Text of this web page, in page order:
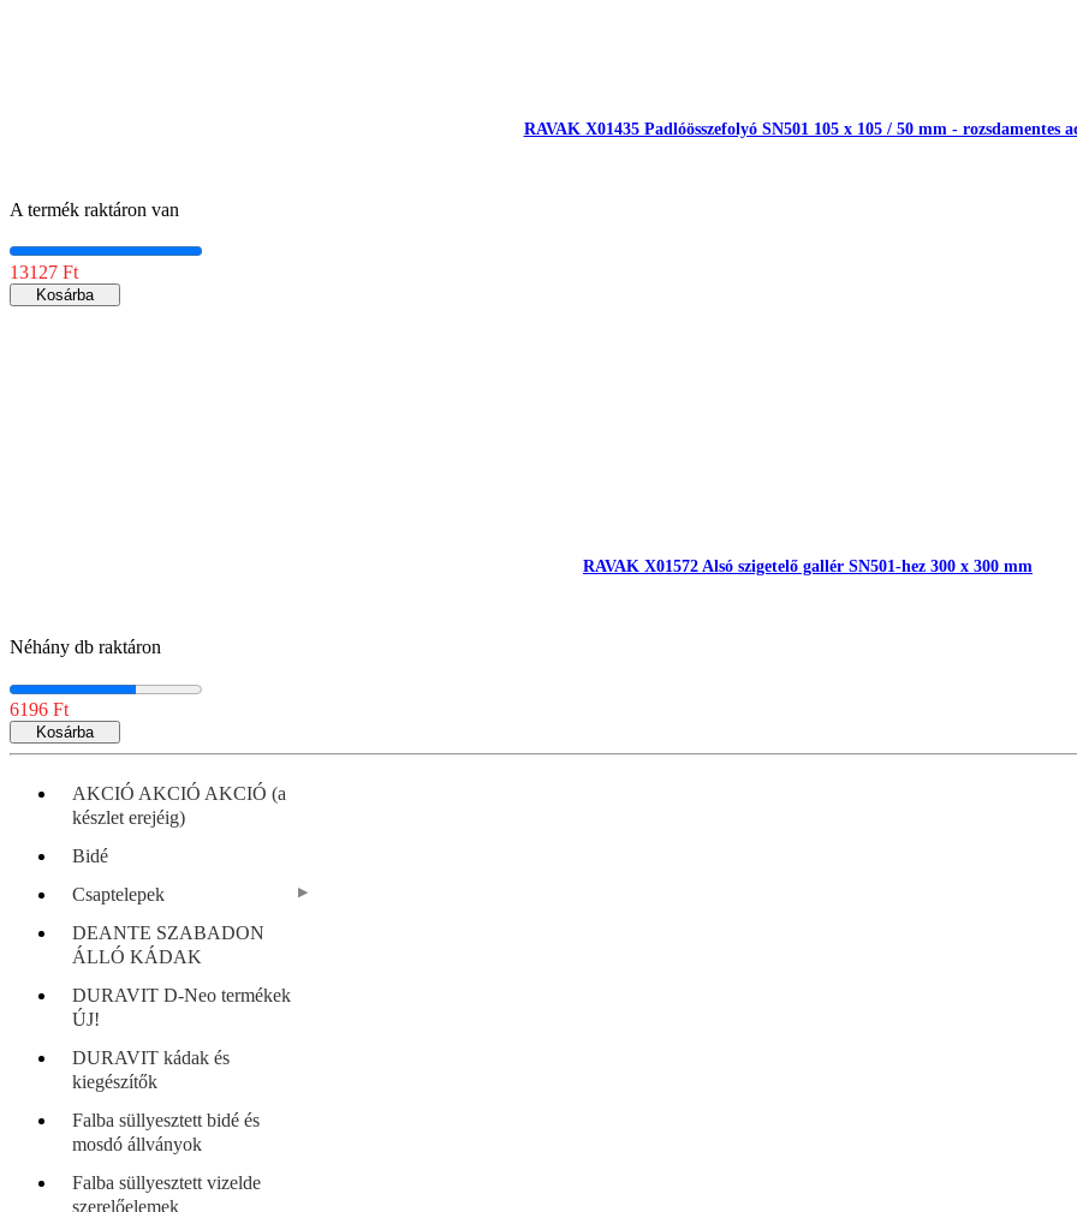
RAVAK X01435 Padlóösszefolyó SN501 105 x 105 / 50 mm - rozsdamentes
A termék raktáron van
13127 Ft
Kosárba
RAVAK X01572 Alsó szigetelő gallér SN501-hez 300 x 300 mm
Néhány db raktáron
6196 Ft
Kosárba
AKCIÓ AKCIÓ AKCIÓ (a
készlet erejéig)
Bidé
Csaptelepek
DEANTE SZABADON
ÁLLÓ KÁDAK
DURAVIT D-Neo termékek
ÚJ!
DURAVIT kádak és
kiegészítők
Falba süllyesztett bidé és
mosdó állványok
Falba süllyesztett vizelde
szerelőelemek